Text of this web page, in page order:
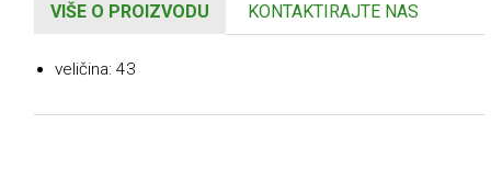
VIŠE O PROIZVODU KONTAKTIRAJTE NAS
veličina: 43